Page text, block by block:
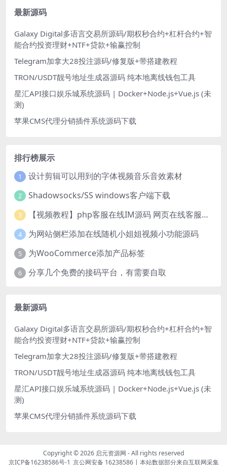
最新源码
Galaxy Digital多语言交易所源码/期权秒合约+杠杆合约+智
能合约投资理财+NTF+贷款+输赢控制
Telegram加拿大28投注源码/修复版+带搭建教程
TRON/USDT靓号地址生成器源码 纯本地离线钱包工具
星汇API接口娱乐城系统源码 | Docker+Node.js+Vue.js (未
测)
苹果CMS代理分销插件系统源码下载
排行榜展示
1 设计剪辑可以用到的字体视频音乐音效素材
2 Shadowsocks/SS windows客户端下载
3 【视频教程】php客服在线IM源码 网页在线客服软件代码
4 为网站侧栏添加在线随机小姐姐视频小功能源码
5 为WooCommerce添加产品标签
6 分享几个免费的接码平台，有需要自取
最新源码
Galaxy Digital多语言交易所源码/期权秒合约+杠杆合约+智
能合约投资理财+NTF+贷款+输赢控制
Telegram加拿大28投注源码/修复版+带搭建教程
TRON/USDT靓号地址生成器源码 纯本地离线钱包工具
星汇API接口娱乐城系统源码 | Docker+Node.js+Vue.js (未
测)
苹果CMS代理分销插件系统源码下载
Copyright © 2026 启元资源网 - All rights reserved
京ICP备16238586号-1 京公网安备 16238586| 本站数据部分来自互联网采集